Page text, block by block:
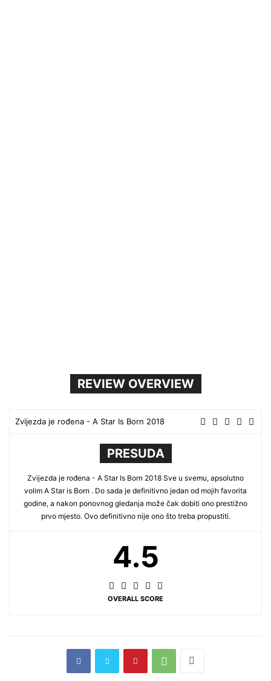
REVIEW OVERVIEW
Zvijezda je rođena - A Star Is Born 2018
PRESUDA
Zvijezda je rođena - A Star Is Born 2018 Sve u svemu, apsolutno
volim A Star is Born . Do sada je definitivno jedan od mojih favorita
godine, a nakon ponovnog gledanja može čak dobiti ono prestižno
prvo mjesto. Ovo definitivno nije ono što treba propustiti.
4.5
OVERALL SCORE